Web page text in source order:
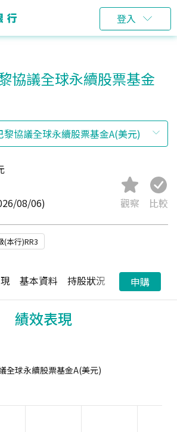
登入
協議全球永續股票基金
08/06) 觀察 比較
(本行)RR3
基本資料 持股狀況 配息狀況
申購
績效表現
全球永續股票基金A(美元)